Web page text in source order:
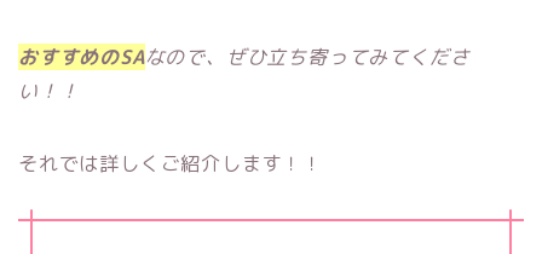
おすすめのSAなので、ぜひ立ち寄ってみてくださ
い！！
それでは詳しくご紹介します！！